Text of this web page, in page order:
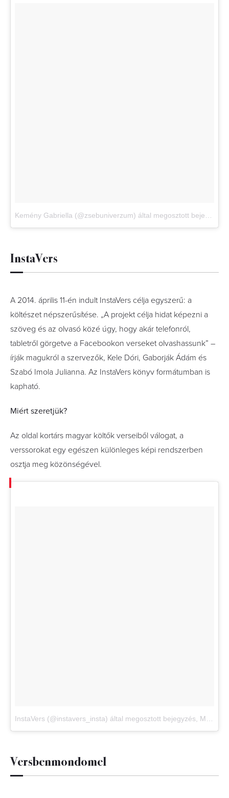
InstaVers
A 2014. április 11-én indult InstaVers célja egyszerű: a
költészet népszerűsítése. „A projekt célja hidat képezni a
szöveg és az olvasó közé úgy, hogy akár telefonról,
tabletről görgetve a Facebookon verseket olvashassunk” –
írják magukról a szervezők, Kele Dóri, Gaborják Ádám és
Szabó Imola Julianna. Az InstaVers könyv formátumban is
kapható.
Miért szeretjük?
Az oldal kortárs magyar költők verseiből válogat, a
verssorokat egy egészen különleges képi rendszerben
osztja meg közönségével.
InstaVers (@instavers_insta) által megosztott bejegyzés Máj 31., 2017, időpont: 11:56 (PDT időzóna szerint)
Versbenmondomel